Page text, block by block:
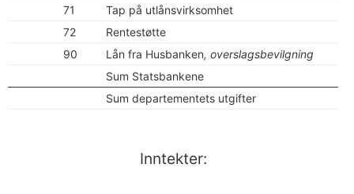
71
Tap på utlånsvirksomhet
72
Rentestøtte
90
Lån fra Husbanken, overslagsbevilgning
Sum Statsbankene
Sum departementets utgifter
Inntekter: